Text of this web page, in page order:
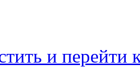
и перейти